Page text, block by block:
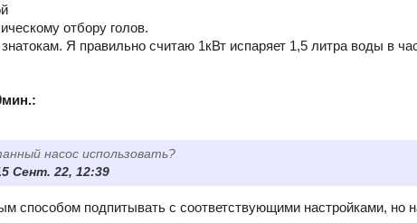
отбору голов.
Я правильно считаю 1кВт испаряет 1,5 литра воды в
насос использовать?
Сент. 22, 12:39
подпитывать с соответствующими настройками, но